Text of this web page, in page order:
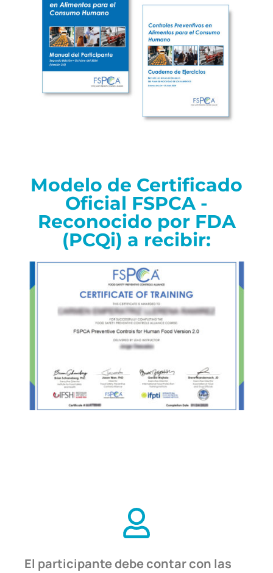
Modelo de Certificado
Oficial FSPCA -
Reconocido por FDA
(PCQi) a recibir:
El participante debe contar con las